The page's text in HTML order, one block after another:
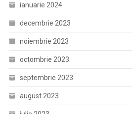
ianuarie 2024
decembrie 2023
noiembrie 2023
octombrie 2023
septembrie 2023
august 2023